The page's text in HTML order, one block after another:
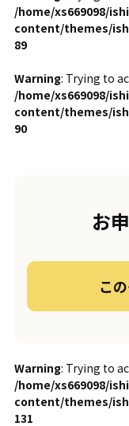
/home/xs669098/
content/themes/
89
Warning: Trying to
/home/xs669098/
content/themes/
90
お
こ
Warning: Trying to
/home/xs669098/
content/themes/
131